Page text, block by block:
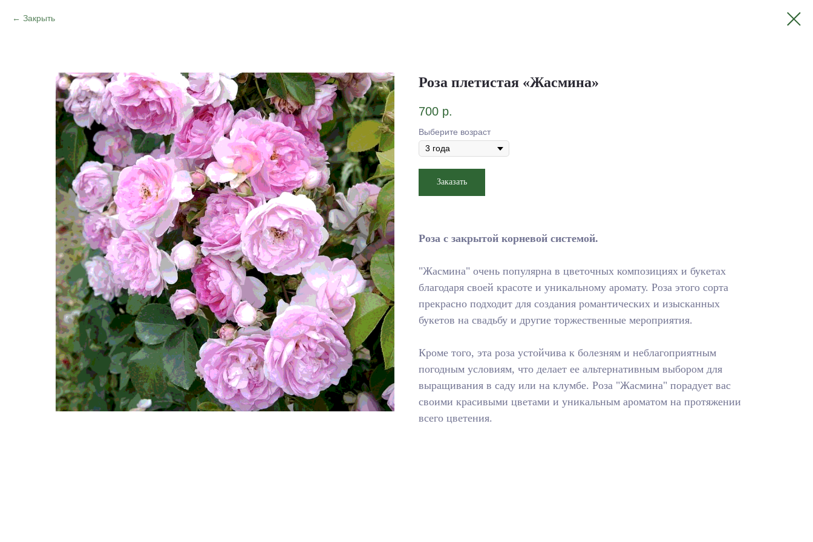
Закрыть
Роза плетистая «Жасмина»
700 р.
Выберите возраст
Заказать
Роза с закрытой корневой системой.
"Жасмина" очень популярна в цветочных композициях и букетах
благодаря своей красоте и уникальному аромату. Роза этого сорта
прекрасно подходит для создания романтических и изысканных
букетов на свадьбу и другие торжественные мероприятия.
Кроме того, эта роза устойчива к болезням и неблагоприятным
погодным условиям, что делает ее альтернативным выбором для
выращивания в саду или на клумбе. Роза "Жасмина" порадует вас
своими красивыми цветами и уникальным ароматом на протяжении
всего цветения.